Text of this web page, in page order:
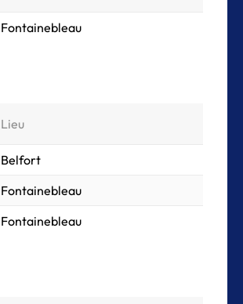
Fontainebleau
Lieu
Belfort
Fontainebleau
Fontainebleau